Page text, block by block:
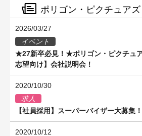
ポリゴン・ピクチュア
2026/03/27
イベント
★27新卒必見！★ポリゴン・ピクチュ
志望向け】会社説明会！
2020/10/30
求人
【社員採用】スーパーバイザー大募集！
2020/10/12